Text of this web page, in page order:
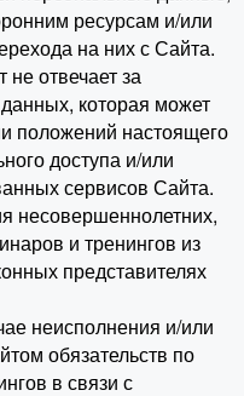
ресурсам и/или
на них с Сайта.
отвечает за
которая может
положений настоящего
доступа и/или
сервисов Сайта.
несовершеннолетних,
и тренингов из
представителях
неисполнения и/или
обязательств по
в связи с